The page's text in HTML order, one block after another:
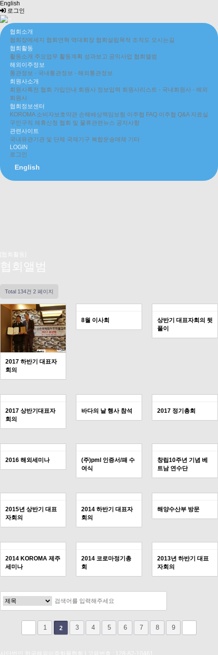
English
로그인
협회소개
협회장메세지 협회연혁 역대회장 협회설립목적 조직도 오시는길
협회활동
활동소개 주요업무 활동계획 성과보고 공익사업 협회앨범
해외이주정보
통관정보 - 국내통관정보 - 해외통관정보
회원사소개
회원사특전 협회 가입안내 회원사 정보입력 회원사리스트 - 국내회원사 - 해외
회원사
협회정보센터
KOROMA 소비자보호약관 손해배상책임보험 이주협 FAQ 이주협 Q&A 자료실
구인구직 제휴신청 협회 및 물류관련뉴스 공지사항
관련사이트
국내유관기관 및 단체 국제기구 복합운송매체 기타
LOGIN
로그인
English
협회앨범
Total 134건 2 페이지
2017 하반기 대표자
회의
8월 이사회
상반기 대표자회의 뒷
풀이
2017 상반기대표자
회의
바다의 날 행사 참석 2017 정기총회
2016 해외세미나
(주)pml 인증서/패 수
여식
창립10주년 기념 베
트남 연수단
2015년 상반기 대표
자회의
2014 하반기 대표자
회의
해양수산부 방문
2014 KOROMA 제주
세미나
2014 코로마정기총
회
2013년 하반기 대표
자회의
1 2 3 4 5 6 7 8 9